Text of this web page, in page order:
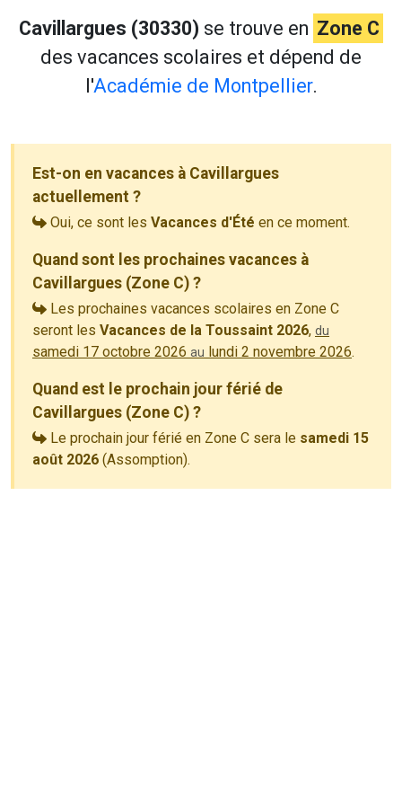
Cavillargues (30330) se trouve en Zone C
des vacances scolaires et dépend de
l'Académie de Montpellier.
Est-on en vacances à Cavillargues
actuellement ?
Oui, ce sont les Vacances d'Été en ce moment.
Quand sont les prochaines vacances à
Cavillargues (Zone C) ?
Les prochaines vacances scolaires en Zone C
seront les Vacances de la Toussaint 2026, du
samedi 17 octobre 2026 au lundi 2 novembre 2026.
Quand est le prochain jour férié de
Cavillargues (Zone C) ?
Le prochain jour férié en Zone C sera le samedi 15
août 2026 (Assomption).